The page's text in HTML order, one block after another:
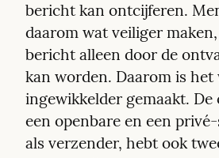
bericht kan ontcijferen.
daarom wat veiliger
bericht alleen door de
kan worden. Daarom is het
ingewikkelder gemaakt.
een openbare en een
als verzender, hebt ook